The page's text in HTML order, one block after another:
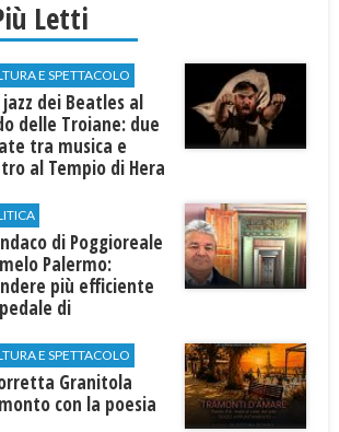
Letti
E SPETTACOLO
jazz dei Beatles al
delle Troiane: due
tra musica e
al Tempio di Hera
di Poggioreale
Palermo:
più efficiente
di
E SPETTACOLO
Granitola
con la poesia